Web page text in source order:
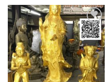
Add to
Wishlist